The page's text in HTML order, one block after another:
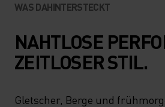
WAS DAHINTERSTECKT
NAHTLOSE
ZEITLOSER STIL.
Gletscher, Berge und